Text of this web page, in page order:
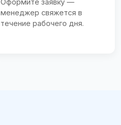
Оформите заявку —
менеджер свяжется в
течение рабочего дня.